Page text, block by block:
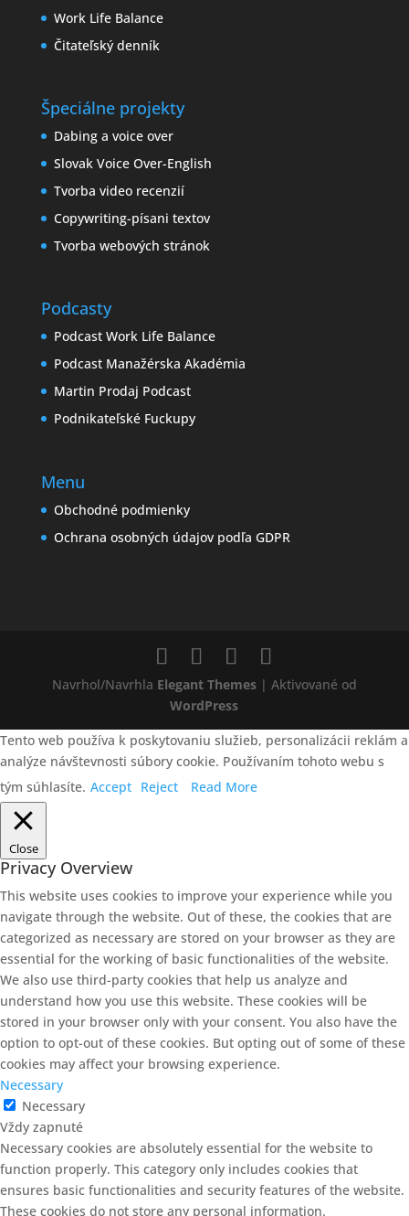
Work Life Balance
Čitateľský denník
Špeciálne projekty
Dabing a voice over
Slovak Voice Over-English
Tvorba video recenzií
Copywriting-písani textov
Tvorba webových stránok
Podcasty
Podcast Work Life Balance
Podcast Manažérska Akadémia
Martin Prodaj Podcast
Podnikateľské Fuckupy
Menu
Obchodné podmienky
Ochrana osobných údajov podľa GDPR
Navrhol/Navrhla Elegant Themes| Aktivované od
WordPress
Tento web používa k poskytovaniu služieb, personalizácii reklám a
analýze návštevnosti súbory cookie. Používaním tohoto webu s
tým súhlasíte. Accept Reject Read More
Close
Privacy Overview
This website uses cookies to improve your experience while you
navigate through the website. Out of these, the cookies that are
categorized as necessary are stored on your browser as they are
essential for the working of basic functionalities of the website.
We also use third-party cookies that help us analyze and
understand how you use this website. These cookies will be
stored in your browser only with your consent. You also have the
option to opt-out of these cookies. But opting out of some of these
cookies may affect your browsing experience.
Necessary
Necessary
Vždy zapnuté
Necessary cookies are absolutely essential for the website to
function properly. This category only includes cookies that
ensures basic functionalities and security features of the website.
These cookies do not store any personal information.